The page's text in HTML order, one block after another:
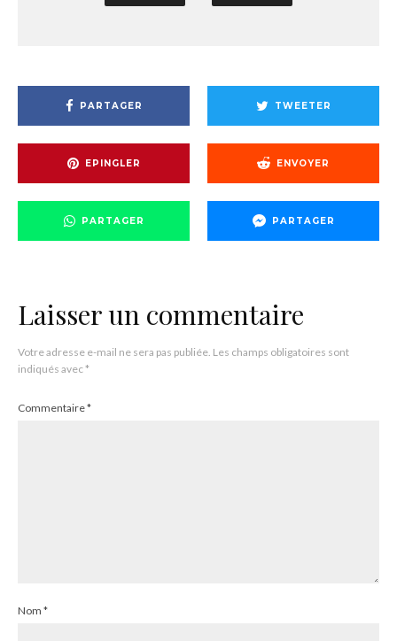
PARTAGER TWEETER
EPINGLER ENVOYER
PARTAGER PARTAGER
Laisser un commentaire
Votre adresse e-mail ne sera pas publiée. Les champs obligatoires sont
indiqués avec*
Commentaire*
Nom *